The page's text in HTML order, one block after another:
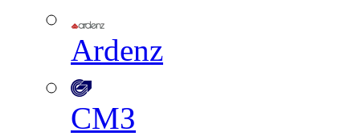
Ardenz
СМЗ